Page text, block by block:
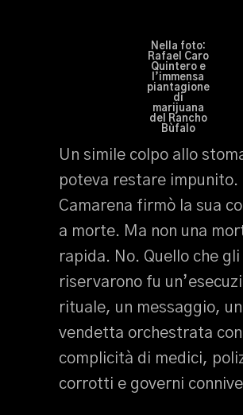
Nella foto:
Rafael Caro
Quintero e
l’immensa
piantagione
di
marijuana
del Rancho
Bùfalo
Un simile colpo allo
poteva restare impunito.
Camarena firmò la sua
a morte. Ma non una
rapida. No. Quello che gli
riservarono fu
rituale, un messaggio,
vendetta orchestrata
complicità di medici,
corrotti e governi